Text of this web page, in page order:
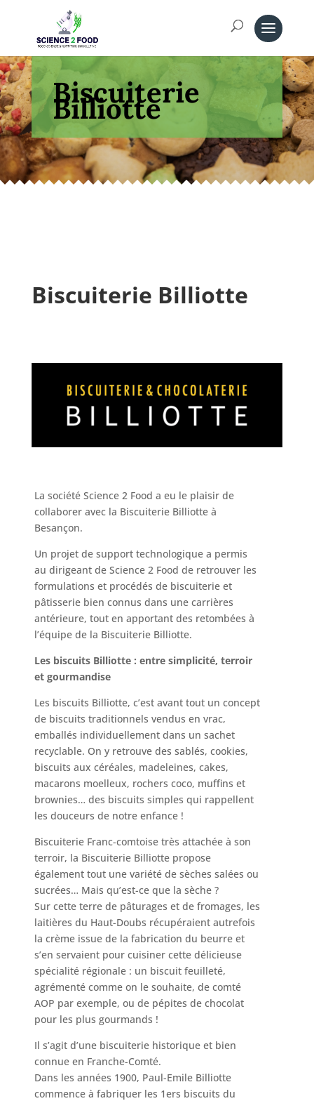
Biscuiterie
Billiotte
Biscuiterie Billiotte
La société Science 2 Food a eu le plaisir de
collaborer avec la Biscuiterie Billiotte à
Besançon.
Un projet de support technologique a permis
au dirigeant de Science 2 Food de retrouver les
formulations et procédés de biscuiterie et
pâtisserie bien connus dans une carrières
antérieure, tout en apportant des retombées à
l’équipe de la Biscuiterie Billiotte.
Les biscuits Billiotte : entre simplicité, terroir
et gourmandise
Les biscuits Billiotte, c’est avant tout un concept
de biscuits traditionnels vendus en vrac,
emballés individuellement dans un sachet
recyclable. On y retrouve des sablés, cookies,
biscuits aux céréales, madeleines, cakes,
macarons moelleux, rochers coco, muffins et
brownies… des biscuits simples qui rappellent
les douceurs de notre enfance !
Biscuiterie Franc-comtoise très attachée à son
terroir, la Biscuiterie Billiotte propose
également tout une variété de sèches salées ou
sucrées… Mais qu’est-ce que la sèche ?
Sur cette terre de pâturages et de fromages, les
laitières du Haut-Doubs récupéraient autrefois
la crème issue de la fabrication du beurre et
s’en servaient pour cuisiner cette délicieuse
spécialité régionale : un biscuit feuilleté,
agrémenté comme on le souhaite, de comté
AOP par exemple, ou de pépites de chocolat
pour les plus gourmands !
Il s’agit d’une biscuiterie historique et bien
connue en Franche-Comté.
Dans les années 1900, Paul-Emile Billiotte
commence à fabriquer les 1ers biscuits du